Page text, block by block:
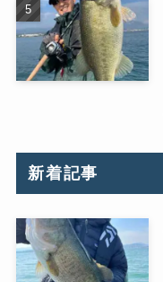
新着記事